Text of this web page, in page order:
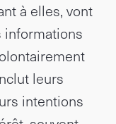
à elles, vont
informations
leurs
intentions